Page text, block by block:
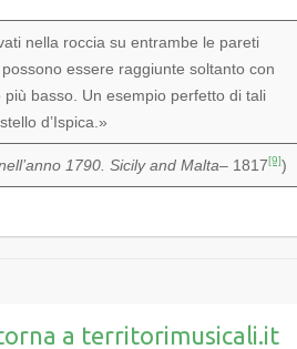
nella roccia su entrambe le pareti
essere raggiunte soltanto con
basso. Un esempio perfetto di tali
d’Ispica.»
1790. Sicily and Malta– 1817[9])
a territorimusicali.it